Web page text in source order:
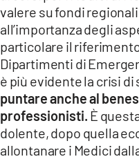
valere su fondi
all’importanza degli
particolare il
Dipartimenti di
è più evidente la crisi di
puntare anche al
professionisti. È
dolente, dopo quella
allontanare i Medici